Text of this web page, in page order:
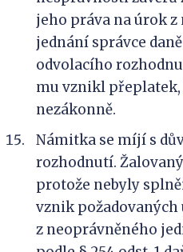
jeho práva na úrok
jednání správce
odvolacího
mu vznikl
nezákonně.
Námitka se míjí s
rozhodnutí.
protože nebyly
vznik požadovaných
z neoprávněného